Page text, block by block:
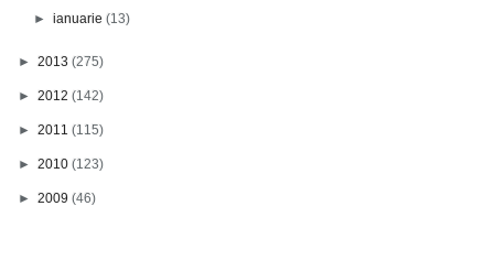
►ianuarie(13)
► 2013 (275)
► 2012 (142)
► 2011 (115)
► 2010 (123)
► 2009 (46)